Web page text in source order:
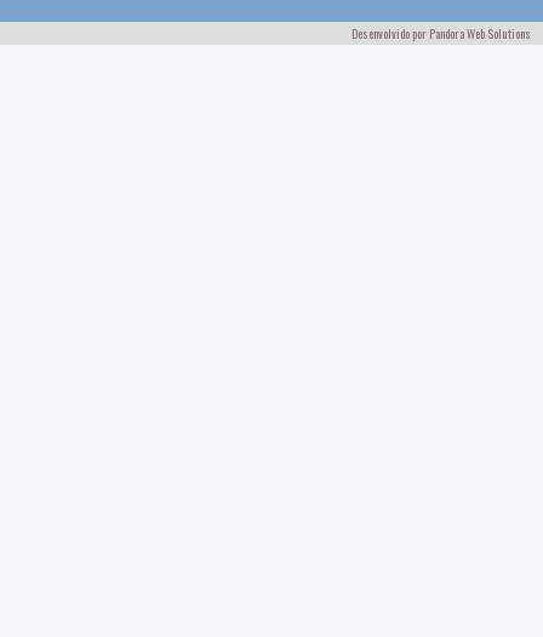
Desenvolvido por Pandora Web Solutions